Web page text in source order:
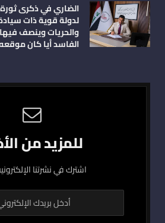
الضاري في ذكرى
لدولة قوية ذات
والحريات وينصف
الفاسد أيا كان
للمزيد من
اشترك في نشرتنا